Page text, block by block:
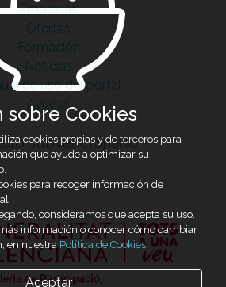
Empresas
Ofertas
Formación
Noticias
de uso del portal
Ayudas
subvencionado
sobre Cookies
cookies propias y de terceros para
que ayude a optimizar su
para recoger información de
consideramos que acepta su uso.
información o conocer cómo cambiar
en nuestra Política de Cookies.
Aceptar